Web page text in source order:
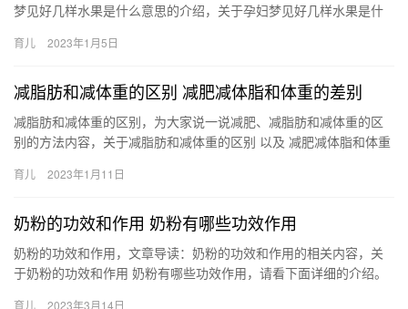
梦见好几样水果是什么意思的介绍，关于孕妇梦见好几样水果是什
好…
育儿 2023年1月5日
减脂肪和减体重的区别 减肥减体脂和体重的差别
减脂肪和减体重的区别，为大家说一说减肥、减脂肪和减体重的区
别的方法内容，关于减脂肪和减体重的区别 以及 减肥减体脂和体重
育儿 2023年1月11日
奶粉的功效和作用 奶粉有哪些功效作用
奶粉的功效和作用，文章导读：奶粉的功效和作用的相关内容，关
于奶粉的功效和作用 奶粉有哪些功效作用，请看下面详细的介绍。
育儿 2023年3月14日